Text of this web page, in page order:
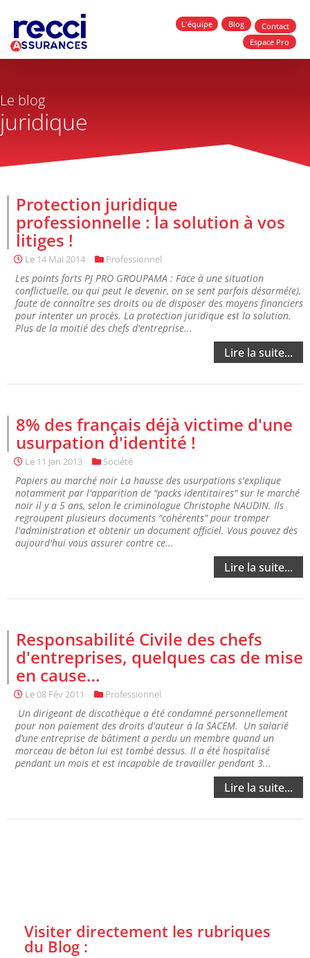
L'équipe Blog
Contact
Espace Pro
Le blog
juridique
Protection juridique
professionnelle : la solution à vos
litiges !
Le 14 Mai 2014 Professionnel
Les points forts PJ PRO GROUPAMA : Face à une situation
conflictuelle, ou qui peut le devenir, on se sent parfois désarmé(e),
faute de connaître ses droits ou de disposer des moyens financiers
pour intenter un procès. La protection juridique est la solution.
Plus de la moitié des chefs d'entreprise...
Lire la suite...
8% des français déjà victime d'une
usurpation d'identité !
Le 11 Jan 2013 Société
Papiers au marché noir La hausse des usurpations s'explique
notamment par l'apparition de "packs identitaires" sur le marché
noir il y a 5 ans, selon le criminologue Christophe NAUDIN. Ils
regroupent plusieurs documents "cohérents" pour tromper
l'administration et obtenir un document officiel. Vous pouvez dès
aujourd'hui vous assurer contre ce...
Lire la suite...
Responsabilité Civile des chefs
d'entreprises, quelques cas de mise
en cause…
Le08 Fév 2011 Professionnel
Un dirigeant de discothèque a été condamné personnellement
pour non paiement des droits d'auteur à la SACEM. Un salarié
d’une entreprise de bâtiment a perdu un membre quand un
morceau de béton lui est tombé dessus. Il a été hospitalisé
pendant un mois et est incapable de travailler pendant 3...
Lire la suite...
Visiter directement les rubriques
du Blog :